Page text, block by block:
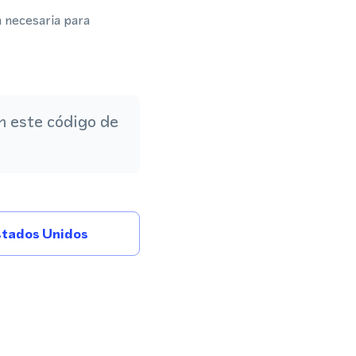
para
este código de
Unidos